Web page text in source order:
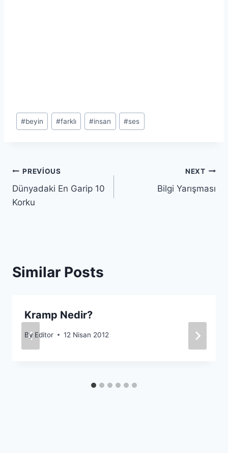
Post
Tags:
#beyin #farklı #insan #ses
Yazı
gezinmesi
PREVIOUS
Dünyadaki En Garip 10
Korku
NEXT
Bilgi Yarışması
Similar Posts
Kramp Nedir?
By Editor 12 Nisan 2012